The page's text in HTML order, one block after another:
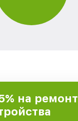
на ремонт